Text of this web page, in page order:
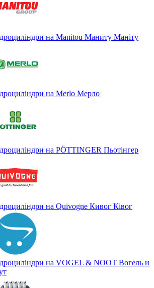
на Manitou Маниту Маніту
на Merlo Мерло
на PÖTTINGER Пьотінгер
на Quivogne Кивог Ківог
на VOGEL & NOOT Вогель и